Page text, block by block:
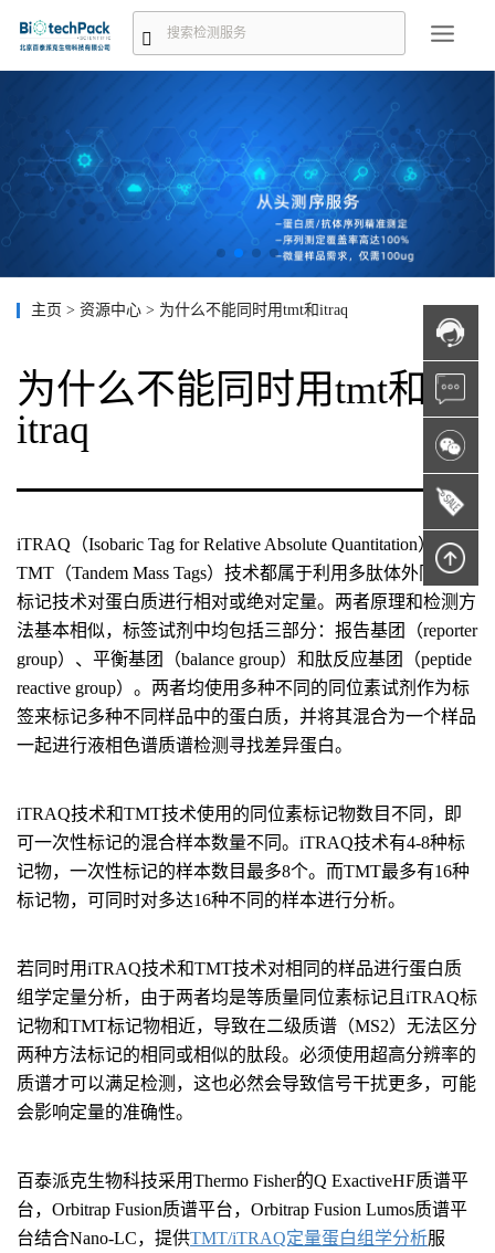
主页 > 资源中心 > 为什么不能同时用tmt和itraq
为什么不能同时用tmt和
itraq
iTRAQ（Isobaric Tag for Relative Absolute Quantitation）和
TMT（Tandem Mass Tags）技术都属于利用多肽体外同位素
标记技术对蛋白质进行相对或绝对定量。两者原理和检测方
法基本相似，标签试剂中均包括三部分：报告基团（reporter
group）、平衡基团（balance group）和肽反应基团（peptide
reactive group）。两者均使用多种不同的同位素试剂作为标
签来标记多种不同样品中的蛋白质，并将其混合为一个样品
一起进行液相色谱质谱检测寻找差异蛋白。
iTRAQ技术和TMT技术使用的同位素标记物数目不同，即
可一次性标记的混合样本数量不同。iTRAQ技术有4-8种标
记物，一次性标记的样本数目最多8个。而TMT最多有16种
标记物，可同时对多达16种不同的样本进行分析。
若同时用iTRAQ技术和TMT技术对相同的样品进行蛋白质
组学定量分析，由于两者均是等质量同位素标记且iTRAQ标
记物和TMT标记物相近，导致在二级质谱（MS2）无法区分
两种方法标记的相同或相似的肽段。必须使用超高分辨率的
质谱才可以满足检测，这也必然会导致信号干扰更多，可能
会影响定量的准确性。
百泰派克生物科技采用Thermo Fisher的Q ExactiveHF质谱平
台，Orbitrap Fusion质谱平台，Orbitrap Fusion Lumos质谱平
台结合Nano-LC，提供TMT/iTRAQ定量蛋白组学分析服